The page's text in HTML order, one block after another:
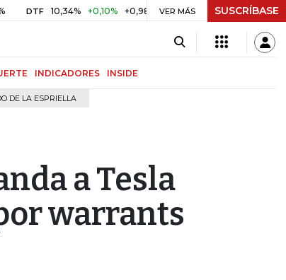
10,34% +0,10% +0,98% UVR $ 416,96 +$ 0,05 +0,01%
VER MÁS SUSCRÍBASE
INDICADORES INSIDE
DE LA ESPRIELLA
a Tesla
warrants